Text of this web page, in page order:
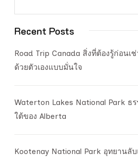
Recent Posts
Road Trip Canada สิ่งที่ต้องรู้ก่อนเ
ด้วยตัวเองแบบมั่นใจ
Waterton Lakes National Park ธ
ใต้ของ Alberta
Kootenay National Park อุทยานลับ